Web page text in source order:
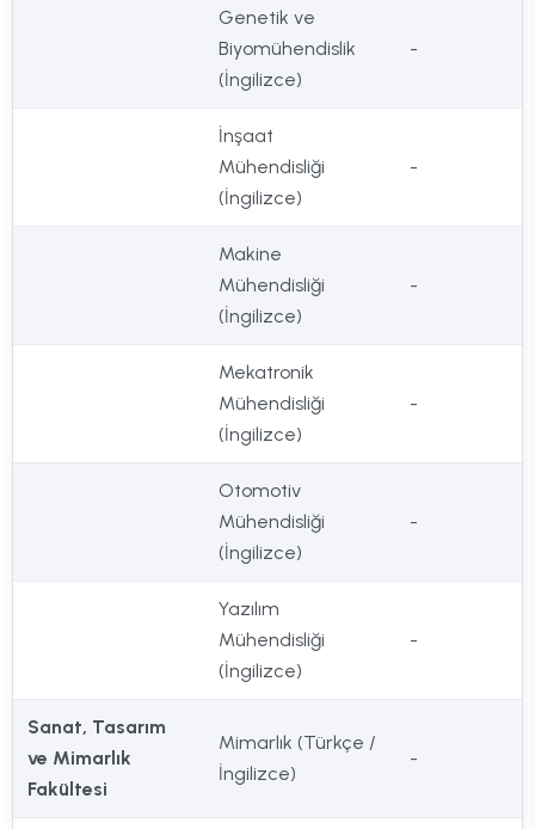
Genetik ve
Biyomühendislik
(İngilizce)
-
İnşaat
Mühendisliği
(İngilizce)
-
Makine
Mühendisliği
(İngilizce)
-
Mekatronik
Mühendisliği
(İngilizce)
-
Otomotiv
Mühendisliği
(İngilizce)
-
Yazılım
Mühendisliği
(İngilizce)
-
Sanat, Tasarım
ve Mimarlık
Fakültesi
Mimarlık (Türkçe /
İngilizce)
-